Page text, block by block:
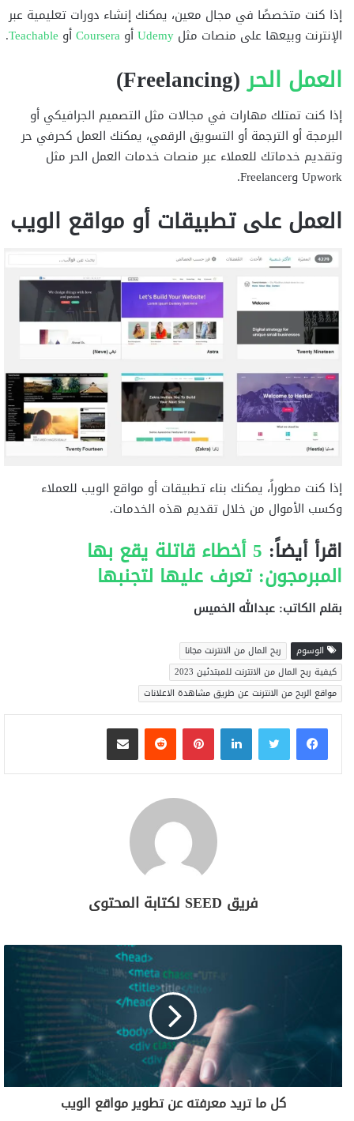
إذا كنت متخصصًا في مجال معين، يمكنك إنشاء دورات تعليمية عبر
الإنترنت وبيعها على منصات مثل Udemyأو Courseraأو Teachable
.
العمل الحر(Freelancing)
إذا كنت تمتلك مهارات في مجالات مثل التصميم الجرافيكي أو
البرمجة أو الترجمة أو التسويق الرقمي، يمكنك العمل كحرفي حر
وتقديم خدماتك للعملاء عبر منصات خدمات العمل الحر مثل
Upwork وFreelancer.
العمل على تطبيقات أو مواقع الويب
إذا كنت مطوراً، يمكنك بناء تطبيقات أو مواقع الويب للعملاء
وكسب الأموال من خلال تقديم هذه الخدمات.
اقرأ أيضاً: 5 أخطاء قاتلة يقع بها
المبرمجون: تعرف عليها لتجنبها
بقلم الكاتب: عبدالله الخميس
الوسوم
ربح المال من الانترنت مجانا
كيفية ربح المال من الانترنت للمبتدئين 2023
مواقع الربح من الانترنت عن طريق مشاهدة الاعلانات
لينكدإن بينتيريست مشاركة عبر البريد
فريق SEED لكتابة المحتوى
كل ما تريد معرفته عن تطوير مواقع الويب